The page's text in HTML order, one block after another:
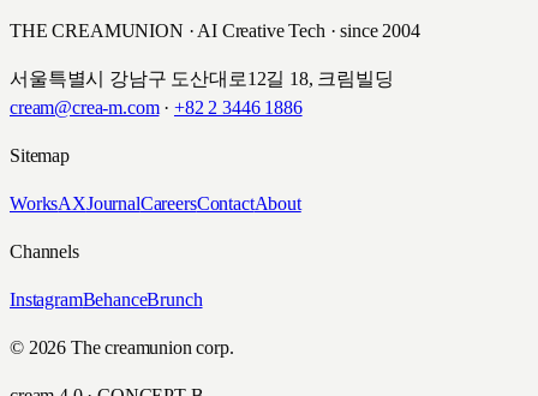
THE CREAMUNION · AI Creative Tech · since 2004
서울특별시 강남구 도산대로12길 18, 크림빌딩
cream@crea-m.com· +82 2 3446 1886
Sitemap
WorksAXJournalCareersContactAbout
Channels
InstagramBehanceBrunch
© 2026 The creamunion corp.